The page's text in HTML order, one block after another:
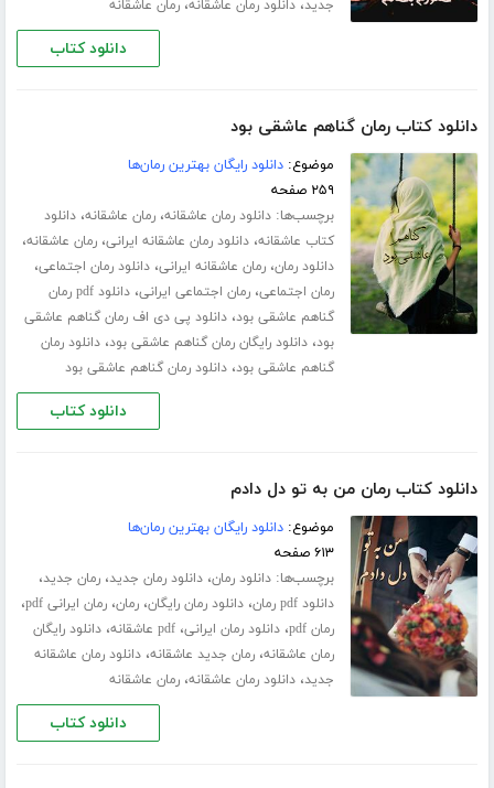
جدید،دانلود رمان عاشقانه،رمان عاشقانه
دانلود کتاب
دانلود کتاب رمان گناهم عاشقی بود
موضوع:دانلود رایگان بهترین رمان‌ها
۲۵۹ صفحه
برچسب‌ها:دانلود رمان عاشقانه،رمان عاشقانه،دانلود
کتاب عاشقانه،دانلود رمان عاشقانه ایرانی،رمان عاشقانه،
دانلود رمان،رمان عاشقانه ایرانی،دانلود رمان اجتماعی،
رمان اجتماعی،رمان اجتماعی ایرانی،
دانلود pdf رمان
گناهم عاشقی بود،دانلود پی دی اف رمان گناهم عاشقی
بود،دانلود رایگان رمان گناهم عاشقی بود،دانلود رمان
گناهم عاشقی بود،دانلود رمان گناهم عاشقی بود
دانلود کتاب
دانلود کتاب رمان من به تو دل دادم
موضوع:دانلود رایگان بهترین رمان‌ها
۶۱۳ صفحه
برچسب‌ها:دانلود رمان،دانلود رمان جدید،رمان جدید،
دانلود pdf رمان ،دانلود رمان رایگان،رمان،رمان ایرانی pdf ،
رمان pdf ،دانلود رمان ایرانی،pdf عاشقانه ،دانلود رایگان
رمان عاشقانه،رمان جدید عاشقانه،دانلود رمان عاشقانه
جدید،دانلود رمان عاشقانه،رمان عاشقانه
دانلود کتاب